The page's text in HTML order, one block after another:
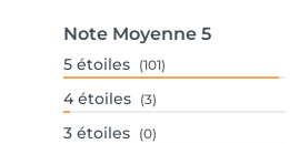
Note Moyenne 5
5 étoiles (101)
4 étoiles (3)
3 étoiles (0)